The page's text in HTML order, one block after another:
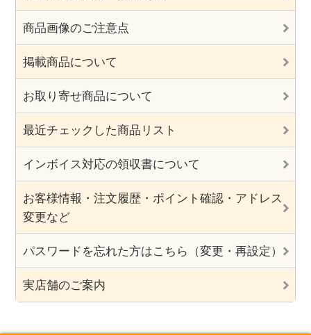
商品画像のご注意点
掲載商品について
お取り寄せ商品について
最近チェックした商品リスト
インボイス対応の領収書について
お客様情報・注文履歴・ポイント確認・アドレス
変更など
パスワードを忘れた方はこちら（変更・再設定）
実店舗のご案内